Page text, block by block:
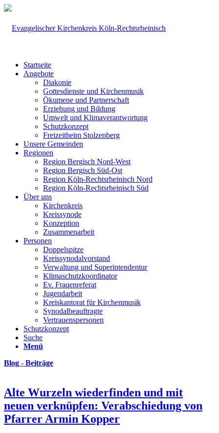
Startseite
Angebote
Diakonie
Gottesdienste und Kirchenmusik
Ökumene und Partnerschaft
Erziehung und Bildung
Umwelt und Klimaverantwortung
Schutzkonzept
Freizeitheim Stolzenberg
Unsere Gemeinden
Regionen
Region Bergisch Nord-West
Region Bergisch Süd-Ost
Region Köln-Rechtsrheinisch Nord
Region Köln-Rechtsrheinisch Süd
Über uns
Kirchenkreis
Kreissynode
Konzeption
Zusammenarbeit
Personen
Doppelspitze
Kreissynodalvorstand
Verwaltung und Superintendentur
Klimaschutzkoordinator
Ev. Frauenreferat
Jugendarbeit
Kreiskantorat für Kirchenmusik
Synodalbeauftragte
Vertrauenspersonen
Schutzkonzept
Suche
Menü
Blog - Beiträge
Alte Wurzeln wiederfinden und mit
neuen verknüpfen: Verabschiedung von
Pfarrer Armin Kopper